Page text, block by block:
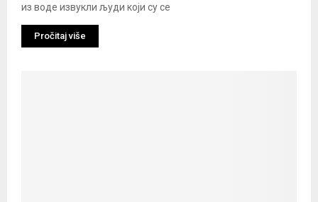
из воде извукли људи који су се
Pročitaj više